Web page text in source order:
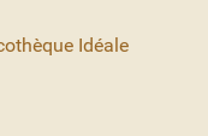
Idéale